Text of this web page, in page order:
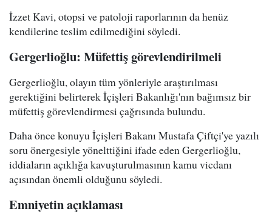
İzzet Kavi, otopsi ve patoloji raporlarının da henüz
kendilerine teslim edilmediğini söyledi.
Gergerlioğlu: Müfettiş görevlendirilmeli
Gergerlioğlu, olayın tüm yönleriyle araştırılması
gerektiğini belirterek İçişleri Bakanlığı'nın bağımsız bir
müfettiş görevlendirmesi çağrısında bulundu.
Daha önce konuyu İçişleri Bakanı Mustafa Çiftçi'ye yazılı
soru önergesiyle yönelttiğini ifade eden Gergerlioğlu,
iddiaların açıklığa kavuşturulmasının kamu vicdanı
açısından önemli olduğunu söyledi.
Emniyetin açıklaması